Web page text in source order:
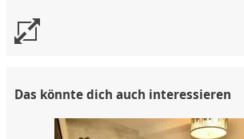
Das könnte dich auch interessieren